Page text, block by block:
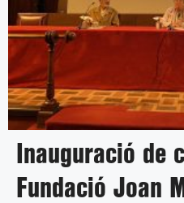
Inauguració de
Fundació Joan